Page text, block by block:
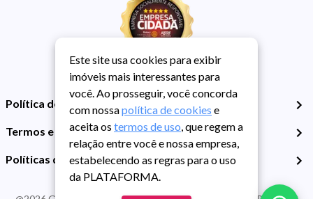
Política de Privacidade
Termos e Condições de Uso
Políticas de Cookies
Este site usa cookies para exibir
imóveis mais interessantes para
você. Ao prosseguir, você concorda
com nossapolítica de cookies e
aceita os termos de uso, que regem a
relação entre você e nossa empresa,
estabelecendo as regras para o uso
da PLATAFORMA.